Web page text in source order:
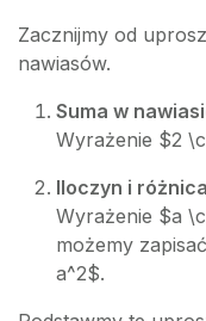
Zacznijmy od
nawiasów.
Suma w
Wyrażenie $2
Iloczyn i
Wyrażenie $a
możemy
a^2$.